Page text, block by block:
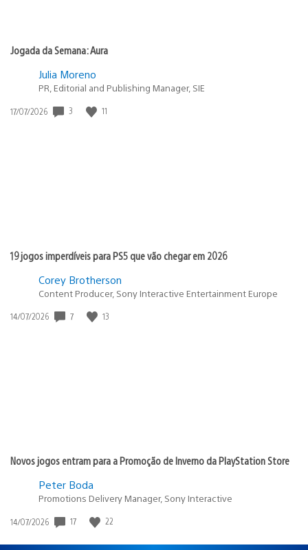
Jogada da Semana: Aura
Julia Moreno
PR, Editorial and Publishing Manager, SIE
Data
17/07/2026 3 11
19 jogos imperdíveis para PS5 que vão chegar em 2026
Corey Brotherson
Content Producer, Sony Interactive Entertainment Europe
Data
14/07/2026 7 13
Novos jogos entram para a Promoção de Inverno da PlayStation Store
Peter Boda
Promotions Delivery Manager, Sony Interactive
Data
publicação:
14/07/2026 17 22